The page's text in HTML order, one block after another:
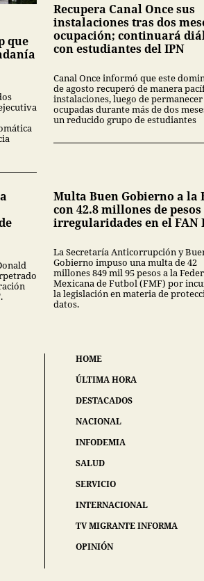
que
Recupera Canal Once sus
instalaciones tras dos
ocupación; continuará
con estudiantes del IPN
Canal Once informó que este
de agosto recuperó de manera
instalaciones, luego de permanecer
ocupadas durante más de dos
un reducido grupo de estudiantes
Multa Buen Gobierno a la
con 42.8 millones de
irregularidades en el FAN
La Secretaría Anticorrupción y
Gobierno impuso una multa de 42
millones 849 mil 95 pesos a la
Mexicana de Futbol (FMF) por
la legislación en materia de
datos.
HOME
ÚLTIMA HORA
DESTACADOS
NACIONAL
INFODEMIA
SALUD
SERVICIO
INTERNACIONAL
TV MIGRANTE INFORMA
OPINIÓN